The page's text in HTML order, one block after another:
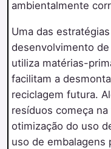
ambientalmente
Uma das
desenvolvimento
utiliza matérias-
facilitam a
reciclagem futura.
resíduos começa
otimização do uso
uso de embalagens